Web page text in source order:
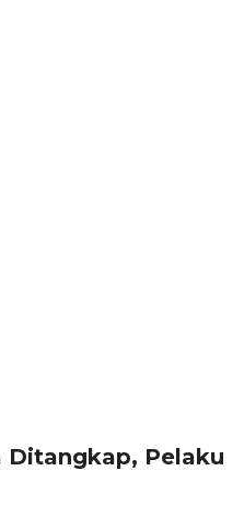
Ditangkap, Pelaku